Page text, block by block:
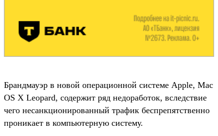
Брандмауэр в новой операционной системе Apple, Mac
OS X Leopard, содержит ряд недоработок, вследствие
чего несанкционированный трафик беспрепятственно
проникает в компьютерную систему.